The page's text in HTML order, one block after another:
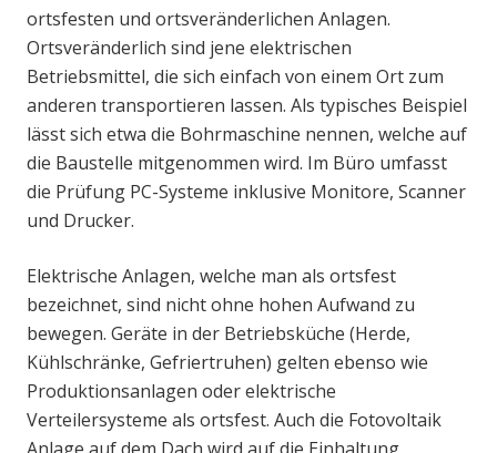
ortsfesten und ortsveränderlichen Anlagen.
Ortsveränderlich sind jene elektrischen
Betriebsmittel, die sich einfach von einem Ort zum
anderen transportieren lassen. Als typisches Beispiel
lässt sich etwa die Bohrmaschine nennen, welche auf
die Baustelle mitgenommen wird. Im Büro umfasst
die Prüfung PC-Systeme inklusive Monitore, Scanner
und Drucker.
Elektrische Anlagen, welche man als ortsfest
bezeichnet, sind nicht ohne hohen Aufwand zu
bewegen. Geräte in der Betriebsküche (Herde,
Kühlschränke, Gefriertruhen) gelten ebenso wie
Produktionsanlagen oder elektrische
Verteilersysteme als ortsfest. Auch die Fotovoltaik